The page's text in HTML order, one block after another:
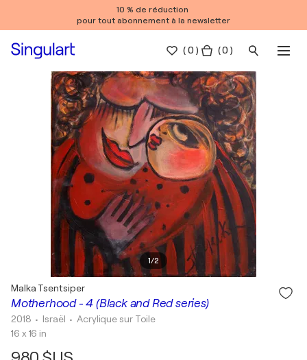
10 % de réduction
pour tout abonnement à la newsletter
(0 ) ( 0 )
1/2
Motherhood - 4 (Black and Red series)
Malka Tsentsiper
2018 • Israël •Acrylique sur Toile
16 x 16 in